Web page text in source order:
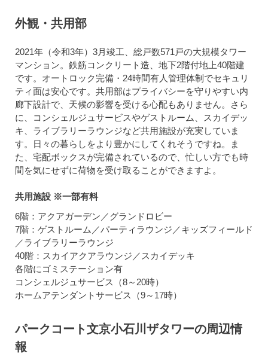
外観・共用部
2021年（令和3年）3月竣工、総戸数571戸の大規模タワー
マンション。鉄筋コンクリート造、地下2階付地上40階建
です。オートロック完備・24時間有人管理体制でセキュリ
ティ面は安心です。共用部はプライバシーを守りやすい内
廊下設計で、天候の影響を受ける心配もありません。さら
に、コンシェルジュサービスやゲストルーム、スカイデッ
キ、ライブラリーラウンジなど共用施設が充実していま
す。日々の暮らしをより豊かにしてくれそうですね。ま
た、宅配ボックスが完備されているので、忙しい方でも時
間を気にせずに荷物を受け取ることができますよ。
共用施設 ※一部有料
6階：アクアガーデン／グランドロビー
7階：ゲストルーム／パーティラウンジ／キッズフィールド
／ライブラリーラウンジ
40階：スカイアクアラウンジ／スカイデッキ
各階にゴミステーション有
コンシェルジュサービス（8～20時）
ホームアテンダントサービス（9～17時）
パークコート文京小石川ザタワーの周辺情
報